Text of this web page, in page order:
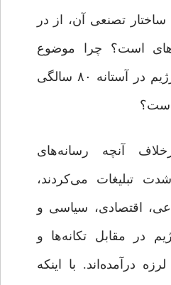
تصنعی آن، از در
است؟ چرا موضوع
زوال و فروپاشی این رژیم در آستانه ۸۰ سالگی
آنچه رسانه‌های
تبلیغات می‌کردند،
اقتصادی، سیاسی و
در مقابل تکانه‌ها و
درآمده‌اند. با اینکه